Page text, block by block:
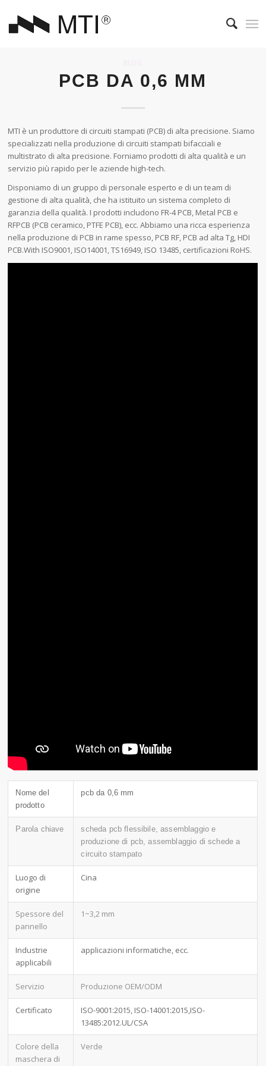
PCB DA 0,6 MM
MTI è un produttore di circuiti stampati (PCB) di alta precisione. Siamo
specializzati nella produzione di circuiti stampati bifacciali e
multistrato di alta precisione. Forniamo prodotti di alta qualità e un
servizio più rapido per le aziende high-tech.
Disponiamo di un gruppo di personale esperto e di un team di
gestione di alta qualità, che ha istituito un sistema completo di
garanzia della qualità. I prodotti includono FR-4 PCB, Metal PCB e
RFPCB (PCB ceramico, PTFE PCB), ecc. Abbiamo una ricca esperienza
nella produzione di PCB in rame spesso, PCB RF, PCB ad alta Tg, HDI
PCB.With ISO9001, ISO14001, TS16949, ISO 13485, certificazioni RoHS.
Nome del
prodotto
pcb da 0,6 mm
Parola chiave
scheda pcb flessibile, assemblaggio e
produzione di pcb, assemblaggio di schede a
circuito stampato
Luogo di
origine
Cina
Spessore del
pannello
1~3,2 mm
Industrie
applicabili
applicazioni informatiche, ecc.
Servizio Produzione OEM/ODM
Certificato
ISO-9001:2015, ISO-14001:2015,ISO-
13485:2012.UL/CSA
Colore della
maschera di
Verde